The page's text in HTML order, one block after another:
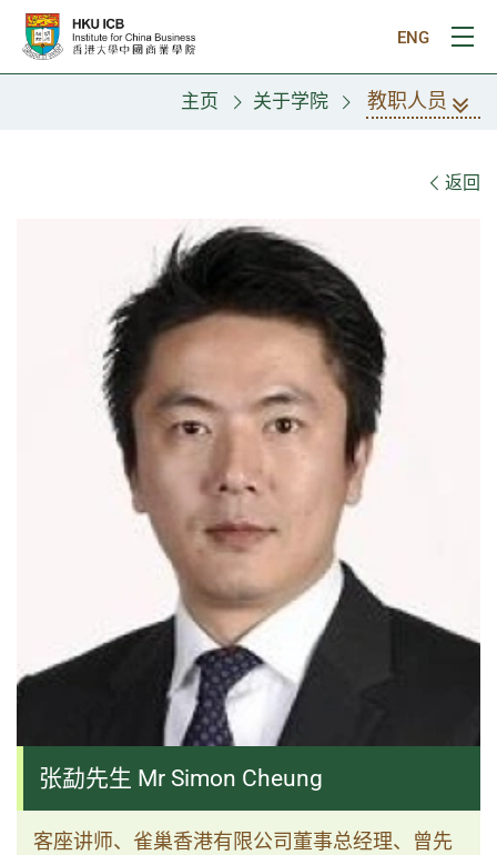
跳往主要内容
ENG
打
主页 关于学院 教职人员
返回
张勐先生 Mr Simon Cheung
客座讲师、雀巢香港有限公司董事总经理、曾先